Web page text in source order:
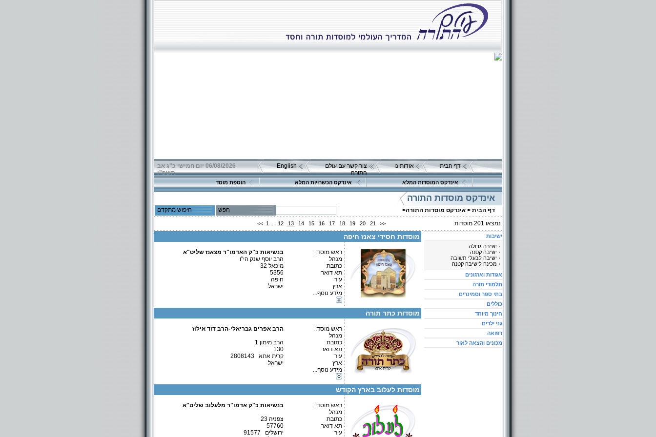
דף הבית אודותינו
צור קשר עם עולם
התורה
English
06/08/2026 יום חמישי כ"ג אב
תשפ"ו
אינדקס המוסדות המלא אינדקס הכשרויות המלא הוספת מוסד
אינדקס מוסדות התורה
דף הבית > אינדקס מוסדות התורה> חפש
חיפוש מתקדם
נמצאו 201 מוסדות << 1 12 13 14 15 16 17 18 19 20 21 >>
מוסדות חסידי צאנז חיפה
ראש מוסד:
בנשיאות כ"ק האדמו"ר מצאנז שליט"א
מנהל
הרב יוסף שנק הי"ו
כתובת
מיכאל 32
תא דואר
5356
עיר
חיפה
ארץ
ישראל
מידע נוסף...
פרטים נוספים:
טלפון 1:
פקס
איש קשר:
580068351
הרב יוסף שנק הי"ו
ישיבה גדולה דברי יציב רח' תל אביב 37 חיפה
קטגוריות:
אגודות וארגונים-צדקה
אגודות וארגונים-שונות
אגודות וארגונים-חסד
כוללים-כולל יום שלם
כוללים-בוקר / ערב
מכונים והצאה לאור-הוצאה לאור
מוסדות כתר תורה
ראש מוסד:
הרב אפרים גבריאלי-הרב דוד אילוז
מנהל
כתובת
הרב מימון 1
תא דואר
130
עיר
קרית אתא 2808143
ארץ
ישראל
מידע נוסף...
פרטים נוספים:
טלפון 1:
טלפון 2:
פקס
מספר עמותה:
580641132
קטגוריות:
ישיבות-ישיבה קטנה
אגודות וארגונים-חסד
מוסדות לעלוב בארץ הקודש
ראש מוסד:
בנשיאות כ"ק אדמו"ר מלעלוב שליט"א
מנהל
כתובת
צפניה 23
תא דואר
57760
עיר
ירושלים 91577
פרטים נוספים:
טלפון 1:
טלפון 2:
פקס
מספר עמותה:
איש קשר:
קטגוריות:
אגודות וארגונים-צדקה
פרטים נוספים:
טלפון 1:
פקס
מספר עמותה:
איש קשר:
580500130
ישיבות
ישיבה גדולה
ישיבה קטנה
ישיבה לבעלי תשובה
מכינה לישיבה קטנה
אגודות וארגונים
תלמודי תורה
בתי ספר וסמינרים
כוללים
חינוך מיוחד
גני ילדים
רפואה
מכונים והצאה לאור